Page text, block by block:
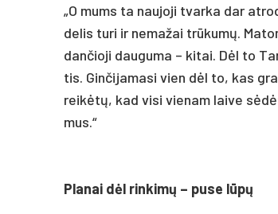
„O mums ta nau­jo­ji tvar­ka dar
de­lis tu­ri ir ne­ma­žai trūkumų.
dan­čio­ji dau­gu­ma – ki­tai. Dėl to
tis. Gin­či­ja­ma­si vien dėl to, kas
reikėtų, kad vi­si vie­nam lai­ve
mus.“
Pla­nai dėl rin­kimų – pu­se lūpų